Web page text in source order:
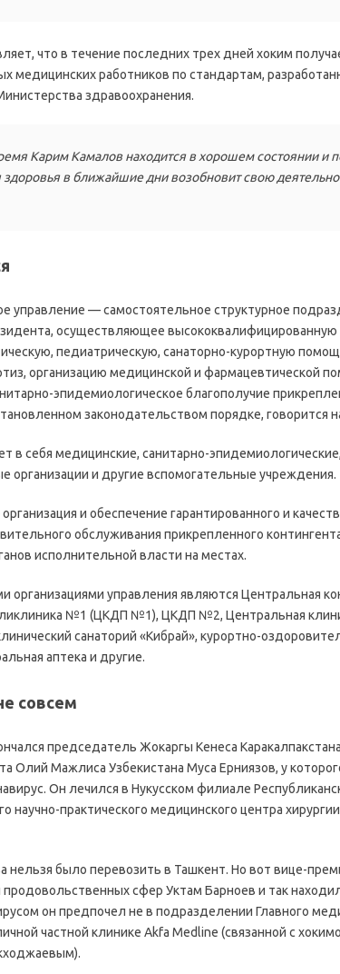
что в течение последних трех дней хоким
медицинских работников по стандартам,
здравоохранения.
Карим Камалов находится в хорошем состоянии и
здоровья в ближайшие дни возобновит свою
управление — самостоятельное структурное
осуществляющее высококвалифицированную
педиатрическую, санаторно-курортную
организацию медицинской и фармацевтической
эпидемиологическое благополучие
законодательством порядке, говорится
в себя медицинские, санитарно-
организации и другие вспомогательные учреждения.
и обеспечение гарантированного и
обслуживания прикрепленного
исполнительной власти на местах.
управления являются Центральная
№1 (ЦКДП №1), ЦКДП №2, Центральная
санаторий «Кибрай», курортно-
аптека и другие.
совсем
председатель Жокаргы Кенеса
Олий Мажлиса Узбекистана Муса Ерниязов, у
Он лечился в Нукусском филиале
научно-практического медицинского центра
нельзя было перевозить в Ташкент. Но вот вице-
продовольственных сфер Уктам Барноев и так
он предпочел не в подразделении Главного
частной клинике Akfa Medline (связанной с